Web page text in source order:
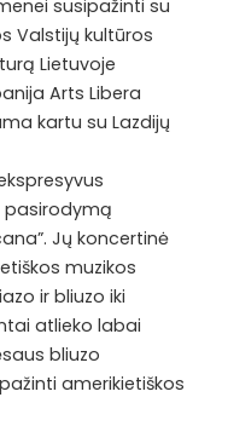
susipažinti su
Valstijų kultūros
Lietuvoje
Arts Libera
kartu su Lazdijų
pasirodymą
Jų koncertinė
muzikos
ir bliuzo iki
atlieko labai
bliuzo
amerikietiškos